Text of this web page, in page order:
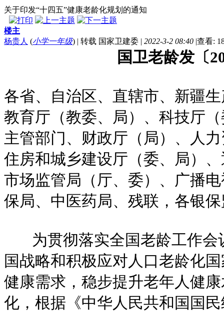
关于印发“十四五”健康老龄化规划的通知
楼主
杨贵人 (小学一年级) | 转载 国家卫建委 | 2022-3-2 08:40 |查看:
国卫老龄发〔
各省、自治区、直辖市、新疆
教育厅（教委、局）、科技厅
主管部门、财政厅（局）、人
住房和城乡建设厅（委、局）
市场监管局（厅、委）、广播
保局、中医药局、残联，各银
为贯彻落实全国老龄工作会
国战略和积极应对人口老龄化
健康需求，稳步提升老年人健
化，根据《中华人民共和国国